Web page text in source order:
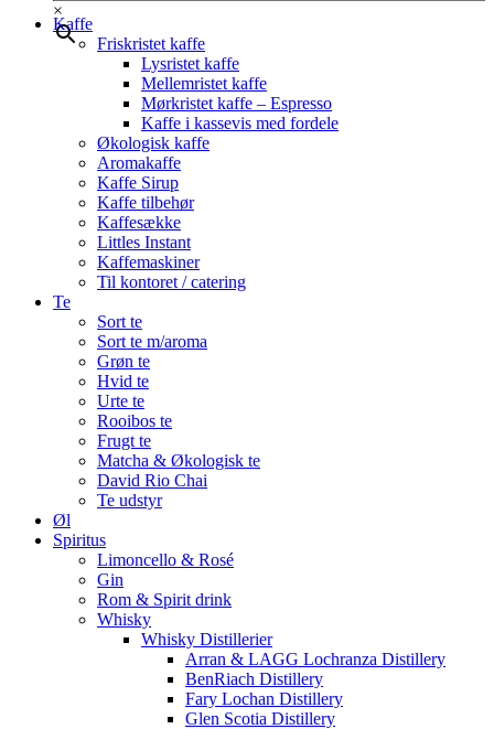
×
Kaffe
Friskristet kaffe
Lysristet kaffe
Mellemristet kaffe
Mørkristet kaffe – Espresso
Kaffe i kassevis med fordele
Økologisk kaffe
Aromakaffe
Kaffe Sirup
Kaffe tilbehør
Kaffesække
Littles Instant
Kaffemaskiner
Til kontoret / catering
Te
Sort te
Sort te m/aroma
Grøn te
Hvid te
Urte te
Rooibos te
Frugt te
Matcha & Økologisk te
David Rio Chai
Te udstyr
Øl
Spiritus
Limoncello & Rosé
Gin
Rom & Spirit drink
Whisky
Whisky Distillerier
Arran & LAGG Lochranza Distillery
BenRiach Distillery
Fary Lochan Distillery
Glen Scotia Distillery